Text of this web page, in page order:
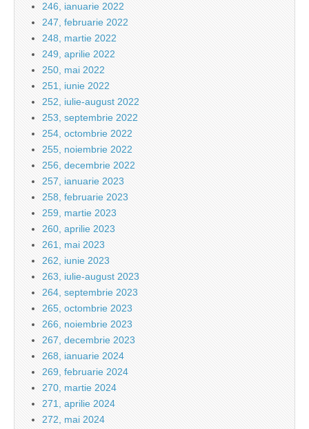
246, ianuarie 2022
247, februarie 2022
248, martie 2022
249, aprilie 2022
250, mai 2022
251, iunie 2022
252, iulie-august 2022
253, septembrie 2022
254, octombrie 2022
255, noiembrie 2022
256, decembrie 2022
257, ianuarie 2023
258, februarie 2023
259, martie 2023
260, aprilie 2023
261, mai 2023
262, iunie 2023
263, iulie-august 2023
264, septembrie 2023
265, octombrie 2023
266, noiembrie 2023
267, decembrie 2023
268, ianuarie 2024
269, februarie 2024
270, martie 2024
271, aprilie 2024
272, mai 2024